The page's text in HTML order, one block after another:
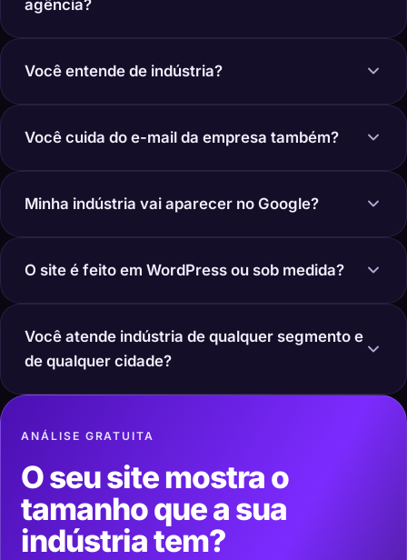
agência?
Você entende de indústria?
Você cuida do e-mail da empresa também?
Minha indústria vai aparecer no Google?
O site é feito em WordPress ou sob medida?
Você atende indústria de qualquer segmento e
de qualquer cidade?
ANÁLISE GRATUITA
O seu site mostra o
tamanho que a sua
indústria tem?